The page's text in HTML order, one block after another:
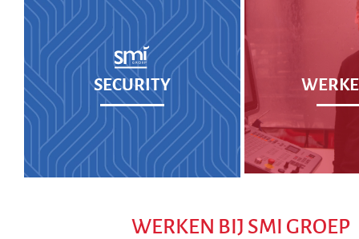
SECURITY
WERKEN BIJ SMI GROEP